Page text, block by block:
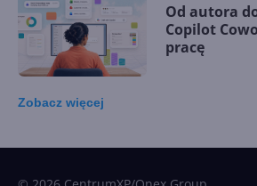
Od autora
Copilot
pracę
Zobacz więcej